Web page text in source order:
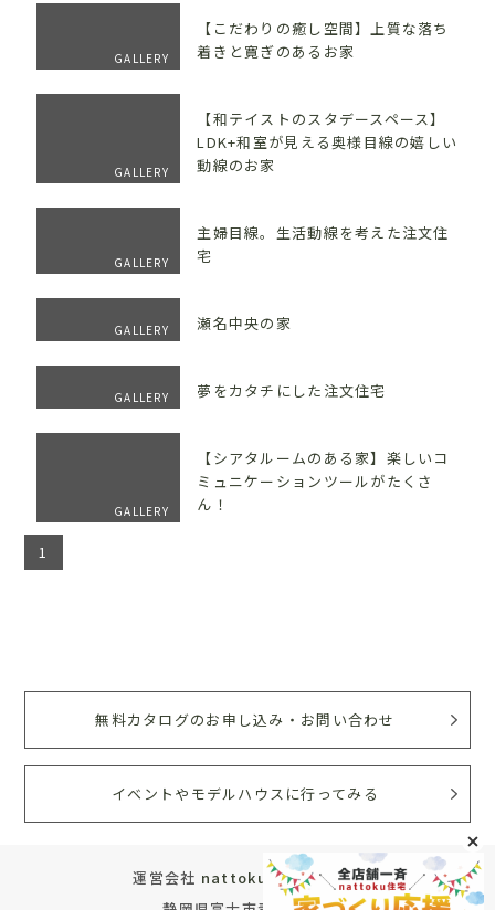
GALLERY
【こだわりの癒し空間】上質な落ち
着きと寛ぎのあるお家
GALLERY
【和テイストのスタデースペース】
LDK+和室が見える奥様目線の嬉しい
動線のお家
GALLERY
主婦目線。生活動線を考えた注文住
宅
GALLERY 瀬名中央の家
GALLERY 夢をカタチにした注文住宅
GALLERY
【シアタルームのある家】楽しいコ
ミュニケーションツールがたくさ
ん！
1
無料カタログのお申し込み・お問い合わせ
イベントやモデルハウスに行ってみる
運営会社 nattoku住宅株式会社